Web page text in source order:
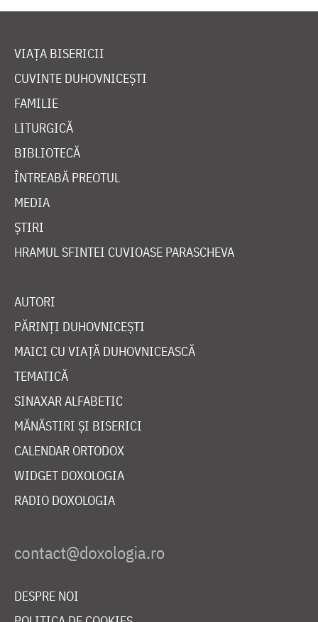
VIAȚA BISERICII
CUVINTE DUHOVNICEȘTI
FAMILIE
LITURGICĂ
BIBLIOTECĂ
ÎNTREABĂ PREOTUL
MEDIA
ȘTIRI
HRAMUL SFINTEI CUVIOASE PARASCHEVA
AUTORI
PĂRINȚI DUHOVNICEȘTI
MAICI CU VIAȚĂ DUHOVNICEASCĂ
TEMATICĂ
SINAXAR ALFABETIC
MĂNĂSTIRI ȘI BISERICI
CALENDAR ORTODOX
WIDGET DOXOLOGIA
RADIO DOXOLOGIA
DESPRE NOI